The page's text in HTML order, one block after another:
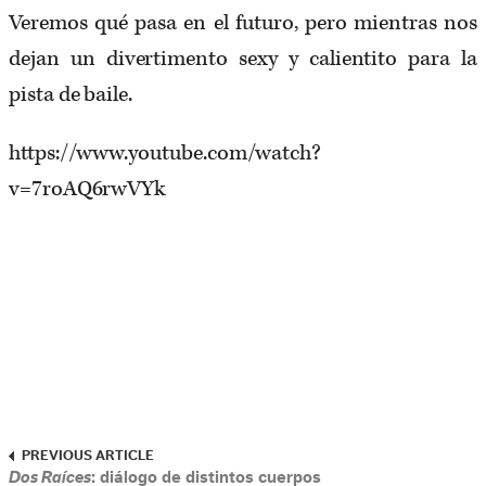
Veremos qué pasa en el futuro, pero mientras nos
dejan un divertimento sexy y calientito para la
pista de baile.
https://www.youtube.com/watch?
v=7roAQ6rwVYk
PREVIOUS ARTICLE
Dos Raíces: diálogo de distintos cuerpos